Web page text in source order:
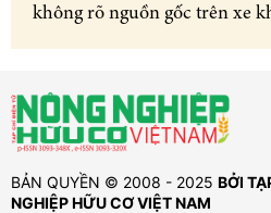
không rõ nguồn gốc trên xe
BẢN QUYỀN © 2008 - 2025 BỞI
NGHIỆP HỮU CƠ VIỆT NAM